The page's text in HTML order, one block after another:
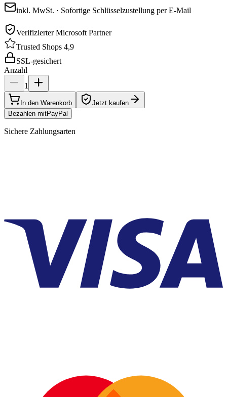
inkl. MwSt. · Sofortige Schlüsselzustellung per E-Mail
Verifizierter Microsoft Partner
Trusted Shops 4,9
SSL-gesichert
Anzahl
1
In den Warenkorb
Jetzt kaufen
Bezahlen mitPayPal
Sichere Zahlungsarten